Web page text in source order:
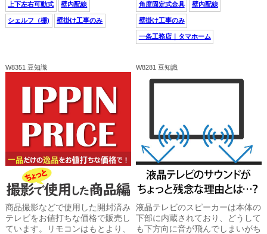
上下左右可動式 壁内配線
シェルフ（棚) 壁掛け工事のみ
角度固定式金具 壁内配線
壁掛け工事のみ
一条工務店｜タマホーム
W8351 豆知識
商品撮影などで使用した開封済み
テレビをお値打ちな価格で販売し
ています。リモコンはもとより、
W8281 豆知識
液晶テレビのスピーカーは本体の
下部に内蔵されており、どうして
も下方向に音が飛んでしまいがち